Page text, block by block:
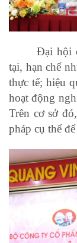
Đại hội
tại, hạn chế
thực tế; hiệu
hoạt động
Trên cơ sở
pháp cụ thể